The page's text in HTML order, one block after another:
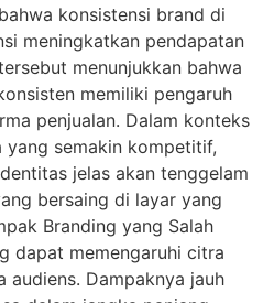
konsistensi brand di
meningkatkan pendapatan
menunjukkan bahwa
memiliki pengaruh
penjualan. Dalam konteks
semakin kompetitif,
jelas akan tenggelam
bersaing di layar yang
Branding yang Salah
dapat memengaruhi citra
audiens. Dampaknya jauh